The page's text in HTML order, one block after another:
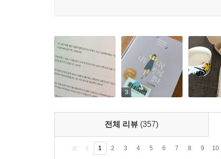
불친절한 세상에서 ‘나’로 살아남기 위해
눈치 보지 않고 나다울 수 있는 ‘당신’을 위해
평범하지만 아름다운 ‘우리’ 보통의 존재들을 위하
내가 아닌 모습으로 사랑받느니
모두 괜찮은 척 하고 있는 건 아닐까. 사실은 괜
실력, 애매한 어른으로 자란 우리는 모두 어른을
3
전체 리뷰 (357)
1 2 3 4 5 6 7 8 9 10